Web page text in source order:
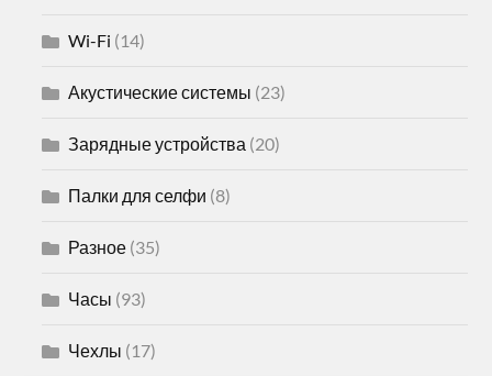
Wi-Fi (14)
Акустические системы (23)
Зарядные устройства (20)
Палки для селфи (8)
Разное (35)
Часы (93)
Чехлы (17)